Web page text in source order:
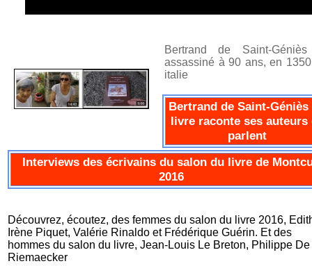
Bertrand de Saint-
assassiné à 90 ans, en
italie
Bertrand de Saint-Géniès
livre raconte ses auteurs
parlent
Interviews des écrivains du salon du livre de
2016
Découvrez, écoutez, des femmes du salon du livre 2016,
Irène Piquet, Valérie Rinaldo et Frédérique Guérin. Et des
hommes du salon du livre, Jean-Louis Le Breton, Philippe De
Riemaecker